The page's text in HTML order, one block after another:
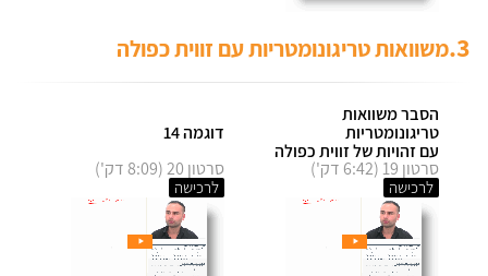
3. משוואות טריגונומטריות עם זווית כפולה
הסבר משוואות
טריגונומטריות
עם זהויות של זווית כפולה
סרטון 19 (6:42 דק')
לרכישה
דוגמה 14
סרטון 20 (8:09 דק')
לרכישה